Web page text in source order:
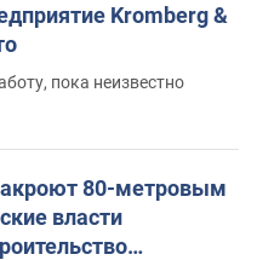
Kromberg &
пока неизвестно
80-метровым
власти